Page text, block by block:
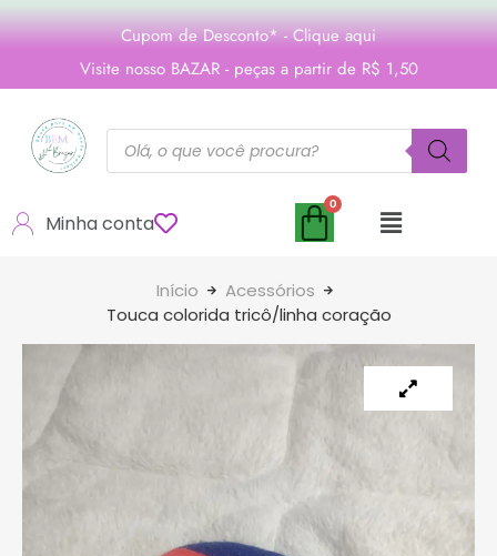
Cupom de Desconto* - Clique aqui
Visite nosso BAZAR - peças a partir de R$ 1,50
Minha conta
Início
Acessórios
Touca colorida tricô/linha coração